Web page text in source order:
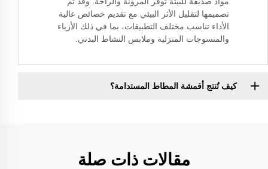
تصميمها لتقليل الأثر البيئي مع تقديم خصائص عالية
الأداء تناسب مختلف التطبيقات، بما في ذلك الأزياء
والمنسوجات المنزلية وملابس النشاط البدني.
كيف تُنتج أقمشة المطاط المستدامة؟
مقالات ذات صلة